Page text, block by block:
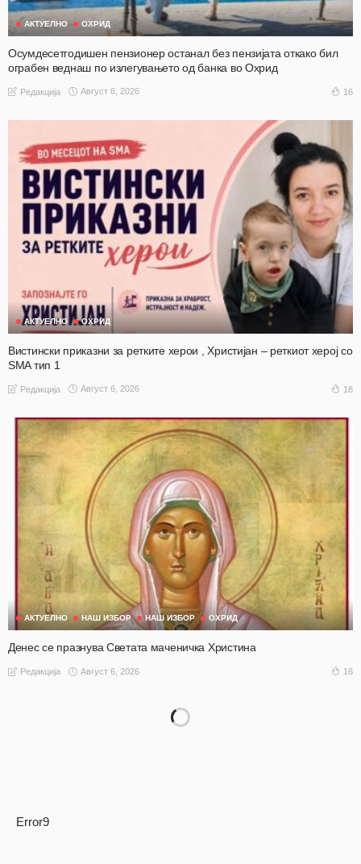
АКТУЕЛНО ОХРИД
Осумдесетгодишен пензионер останал без пензијата откако бил
ограбен веднаш по излегувањето од банка во Охрид
Редакција Август 6, 2026 16
АКТУЕЛНО ОХРИД
Вистински приказни за ретките херои , Христијан – реткиот херој со
SMA тип 1
Редакција Август 6, 2026 18
АКТУЕЛНО НАШ ИЗБОР НАШ ИЗБОР ОХРИД
Денес се празнува Светата маченичка Христина
Редакција Август 6, 2026 16
Error9